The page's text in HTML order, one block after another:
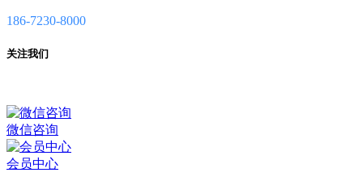
186-7230-8000
关注我们
微信咨询
会员中心